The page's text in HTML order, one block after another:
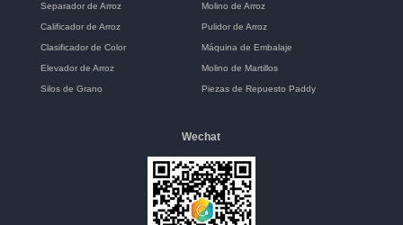
Separador de Arroz Molino de Arroz
Calificador de Arroz Pulidor de Arroz
Clasificador de Color Máquina de Embalaje
Elevador de Arroz Molino de Martillos
Silos de Grano Piezas de Repuesto Paddy
Wechat